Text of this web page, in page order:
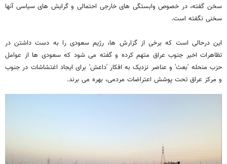
سخن گفته، در خصوص وابستگی های خارجی احتمالی و گرایش های سیاسی آنها
سخنی نگفته است.
این درحالی است که برخی از گزارش ها، رژیم سعودی را به دست داشتن در
تظاهرات اخیر جنوب عراق متهم کرده و گفته می شود که سعودی ها از عوامل
حزب منحله 'بعث' و عناصر نزدیک به افکار 'داعش' برای ایجاد اغتشاشات در جنوب
و مرکز عراق تحت پوشش اعتراضات مردمی، بهره می برند.